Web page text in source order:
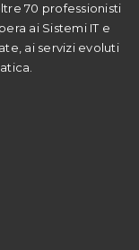
70 professionisti
ai Sistemi IT e
ai servizi evoluti